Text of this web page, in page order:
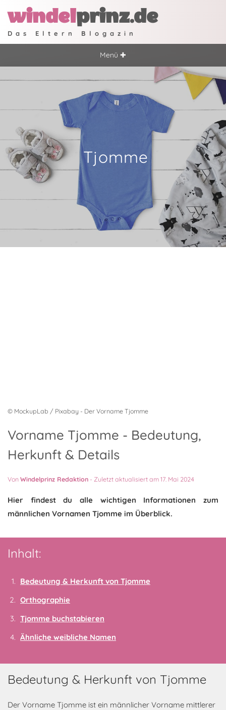
windelprinz.de
Das Eltern Blogazin
Menü ✚
Tjomme
© MockupLab / Pixabay - Der Vorname Tjomme
Vorname Tjomme - Bedeutung,
Herkunft & Details
VonWindelprinz Redaktion - Zuletzt aktualisiert am 17. Mai 2024
Hier findest du alle wichtigen Informationen zum
männlichen Vornamen Tjomme im Überblick.
Inhalt:
Bedeutung & Herkunft von Tjomme
Orthographie
Tjomme buchstabieren
Ähnliche weibliche Namen
Bedeutung & Herkunft von Tjomme
Der Vorname Tjomme ist ein männlicher Vorname mittlerer